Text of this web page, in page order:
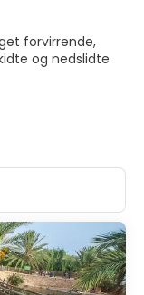
forvirrende,
og nedslidte